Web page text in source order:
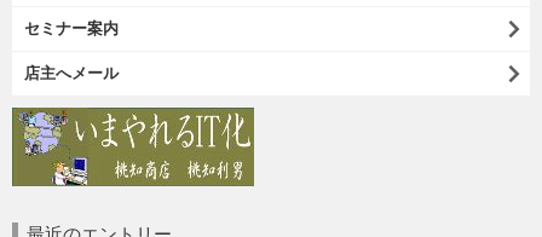
セミナー案内
店主へメール